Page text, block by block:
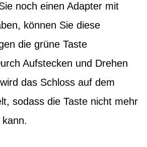
noch einen Adapter mit
können Sie diese
die grüne Taste
Aufstecken und Drehen
das Schloss auf dem
sodass die Taste nicht mehr